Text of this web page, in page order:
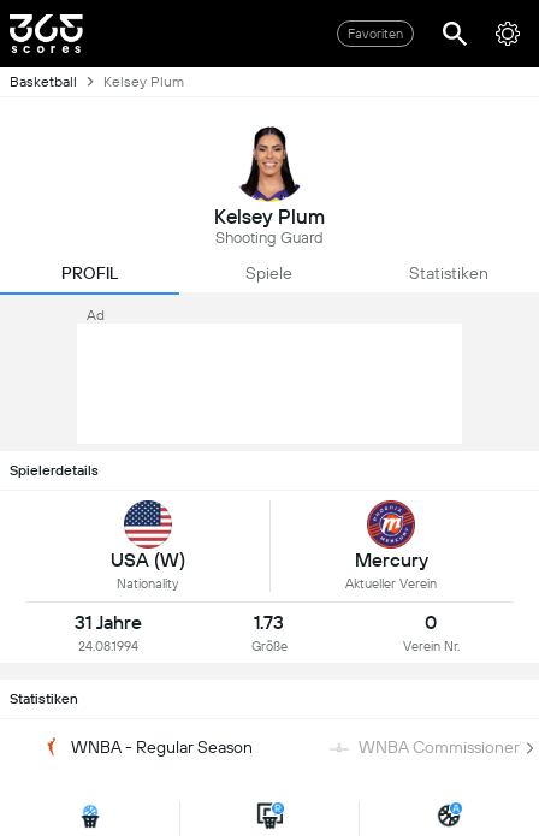
Favoriten
Basketball Kelsey Plum
Kelsey Plum
Shooting Guard
PROFIL Spiele Statistiken
Ad
Spielerdetails
USA (W)
Nationality
Mercury
Aktueller Verein
31 Jahre
24.08.1994
1.73
Größe
0
Verein Nr.
Statistiken
WNBA - Regular Season WNBA Commissioner's